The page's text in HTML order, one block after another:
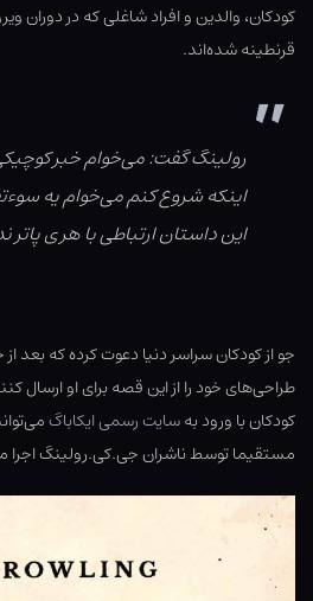
کودکان، والدین و افراد شاغلی که در دوران
قرنطینه شده‌اند.
رولینگ گفت: می‌خوام خبر کوچیکی
اینکه شروع کنم می‌خوام یه
این داستان ارتباطی با هری پاتر
جو از کودکان سراسر دنیا دعوت کرده که بعد
طراحی‌های خود را از این قصه برای او ارسال
کودکان با ورود بهسایت رسمی ایکاباگ
مستقیما توسط ناشران جی.کی.رولینگ